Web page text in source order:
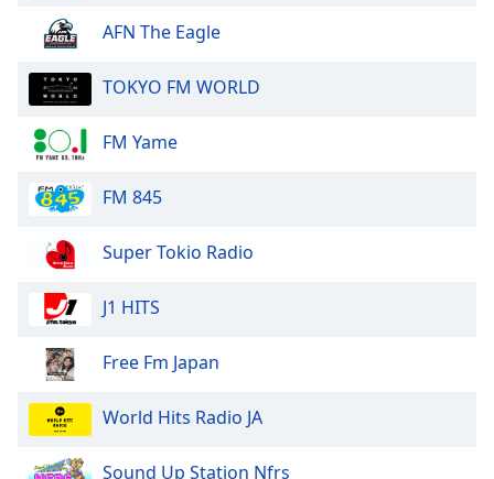
Opacity
Caption
Area
Background
Color
Opacity
AFN The Eagle
TOKYO FM WORLD
FM Yame
FM 845
Super Tokio Radio
J1 HITS
Free Fm Japan
World Hits Radio JA
Sound Up Station Nfrs